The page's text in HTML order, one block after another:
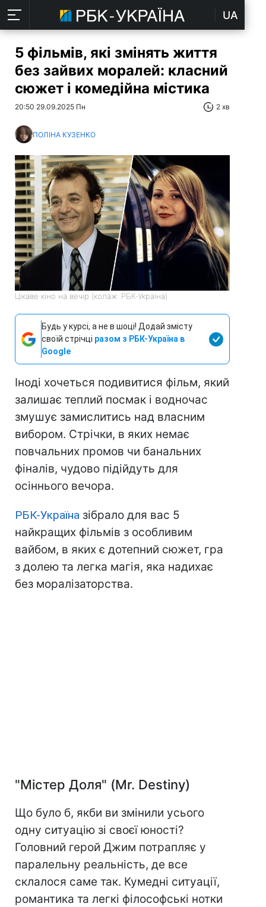
UA
5 фільмів, які змінять життя
без зайвих моралей: класний
сюжет і комедійна містика
20:50 29.09.2025 Пн 2 хв
ПОЛІНА КУЗЕНКО
Цікаве кіно на вечір (колаж: РБК-Україна)
Будь у курсі, а не в шоці! Додай змісту
своїй стрічці разом з РБК-Україна в
Google
Іноді хочеться подивитися фільм, який
залишає теплий посмак і водночас
змушує замислитись над власним
вибором. Стрічки, в яких немає
повчальних промов чи банальних
фіналів, чудово підійдуть для
осіннього вечора.
РБК-Україна зібрало для вас 5
найкращих фільмів з особливим
вайбом, в яких є дотепний сюжет, гра
з долею та легка магія, яка надихає
без моралізаторства.
"Містер Доля" (Mr. Destiny)
Що було б, якби ви змінили усього
одну ситуацію зі своєї юності?
Головний герой Джим потрапляє у
паралельну реальність, де все
склалося саме так. Кумедні ситуації,
романтика та легкі філософські нотки